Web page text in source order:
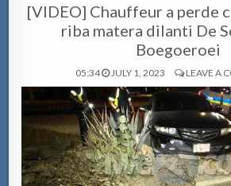
[VIDEO] Chauffeur a perde
riba matera dilanti De
Boegoeroei
05:34 JULY 1, 2023 LEAVE A